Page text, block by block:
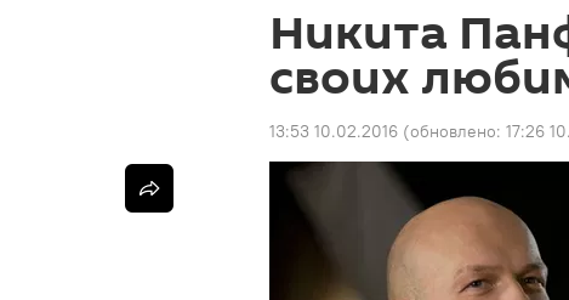
Никита
своих
13:53 10.02.2016 (обновлено: 17:26